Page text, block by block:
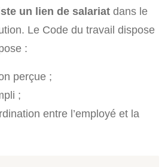
un lien de salariat dans le
Le Code du travail dispose
:
perçue ;
;
entre l’employé et la